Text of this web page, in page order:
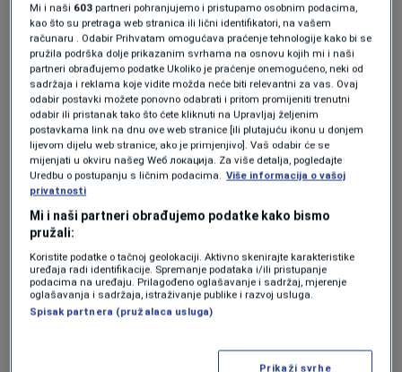
povećavajući razinu kolesterola. Druge su
studije pokazale da jedenje pola tuceta jaja
tjedno uopće nema negativan učinak na
kolesterol. Ukratko, redovito konzumiranje jaja
može utjecati na vaš profil kolesterola, ali ne
nužno na negativan način
Studija JAMA 2019. otkrila je da je jedenje
prosječno samo tri do četiri jaja tjedno
povezano s većim rizikom od
kardiovaskularnih bolesti (KVB). Za svaku
rizik od KVB povećao se za 6%. No, tu je i
Mi i naši 603 partneri pohranjujemo i pristupamo osobnim podacima,
kao što su pretraga web stranica ili lični identifikatori, na vašem
računaru . Odabir Prihvatam omogućava praćenje tehnologije kako bi se
pružila podrška dolje prikazanim svrhama na osnovu kojih mi i naši
partneri obrađujemo podatke Ukoliko je praćenje onemogućeno, neki od
sadržaja i reklama koje vidite možda neće biti relevantni za vas. Ovaj
odabir postavki možete ponovno odabrati i pritom promijeniti trenutni
odabir ili pristanak tako što ćete kliknuti na Upravljaj željenim
postavkama link na dnu ove web stranice [ili plutajuću ikonu u donjem
lijevom dijelu web stranice, ako je primjenjivo]. Vaš odabir će se
mijenjati u okviru našeg Wеб локација. Za više detalja, pogledajte
Uredbu o postupanju s ličnim podacima. Više informacija o vašoj
privatnosti
Mi i naši partneri obrađujemo podatke kako bismo
pružali:
Koristite podatke o tačnoj geolokaciji. Aktivno skenirajte karakteristike
uređaja radi identifikacije. Spremanje podataka i/ili pristupanje
podacima na uređaju. Prilagođeno oglašavanje i sadržaj, mjerenje
oglašavanja i sadržaja, istraživanje publike i razvoj usluga.
Spisak partnera (pružalaca usluga)
Prikaži svrhe